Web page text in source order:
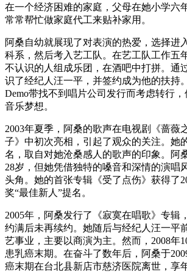
在一个经济困难的家庭，父母在她小学六
常常帮忙做家庭代工来贴补家用。
阿桑自幼就展现了对表演的热爱，选择进
科系，然后考入艺工队。在艺工队工作五
不认识的人组成乐团，在酒吧中打拼。通
识了经纪人汪一平，并签约成为他的扶持
Demo带找不到唱片公司发行而考虑转行
音乐梦想。
2003年夏季，阿桑的歌声在电视剧《蔷薇
子》中初次亮相，引起了观众的关注。她
名，取自对她沧桑感人的歌声的印象。阿
28岁，但她凭借独特的嗓音和深情的演唱
头角。她的首张专辑《受了点伤》获得了
奖“最佳新人”提名。
2005年，阿桑发行了《寂寞在唱歌》专辑
约满后未再续约。她随后与经纪人汪一平
艺事业，主要以商演为主。然而，2008年
患乳癌末期。在奋斗了数年后，阿桑于
癌末期在台北县新店市慈济医院离世，享年